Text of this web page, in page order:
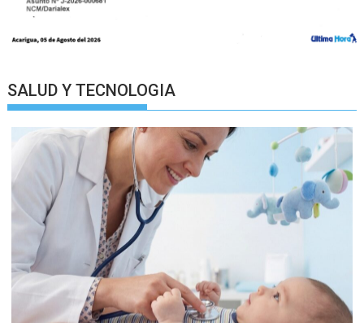
SALUD Y TECNOLOGIA